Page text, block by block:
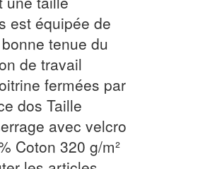
est équipée de
tenue du
de travail
fermées par
dos Taille
avec velcro
Coton 320 g/m²